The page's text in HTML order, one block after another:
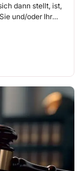
dann stellt, ist,
und/oder Ihr